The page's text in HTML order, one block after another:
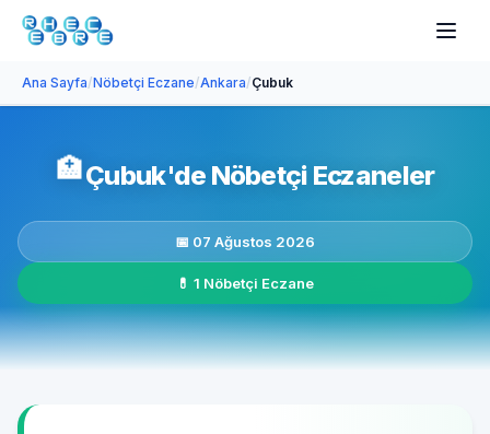
Ana Sayfa/Nöbetçi Eczane/Ankara/Çubuk
🏥Çubuk'de Nöbetçi Eczaneler
📅 07 Ağustos 2026
💊 1 Nöbetçi Eczane